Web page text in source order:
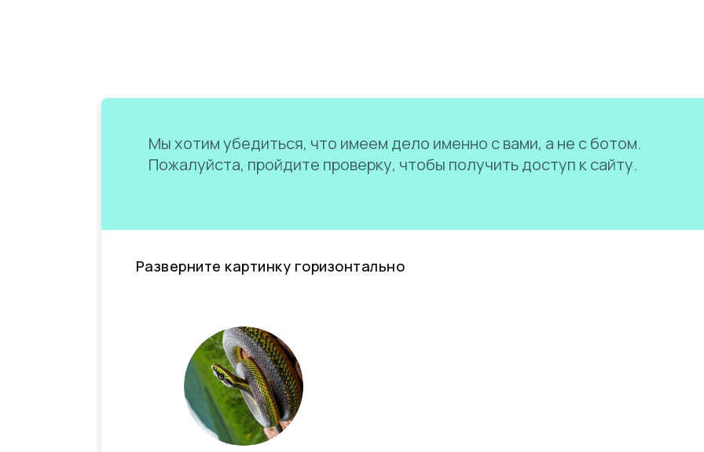
Мы хотим убедиться, что имеем дело именно с вами, а не с ботом.
Пожалуйста, пройдите проверку, чтобы получить доступ к сайту.
Разверните картинку горизонтально